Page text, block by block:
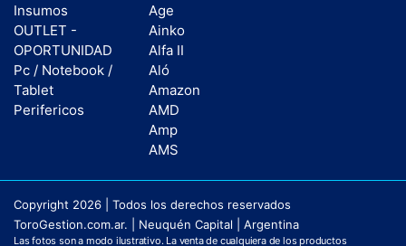
Insumos
OUTLET -
OPORTUNIDAD
Pc / Notebook /
Tablet
Perifericos
Age
Ainko
Alfa II
Aló
Amazon
AMD
Amp
AMS
Copyright 2026 | Todos los derechos reservados
ToroGestion.com.ar. | Neuquén Capital | Argentina
Las fotos son a modo ilustrativo. La venta de cualquiera de los productos